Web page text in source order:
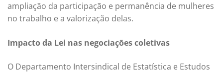
ampliação da participação e permanência de mulheres
no trabalho e a valorização delas.
Impacto da Lei nas negociações coletivas
O Departamento Intersindical de Estatística e Estudos